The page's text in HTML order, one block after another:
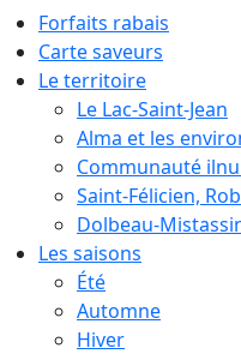
Forfaits rabais
Carte saveurs
Le territoire
Le Lac-Saint-Jean
Alma et les
Communauté
Saint-Félicien,
Dolbeau-
Les saisons
Été
Automne
Hiver